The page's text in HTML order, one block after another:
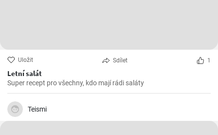
Uložit Sdílet 1
Letní salát
Super recept pro všechny, kdo mají rádi saláty
Teismi